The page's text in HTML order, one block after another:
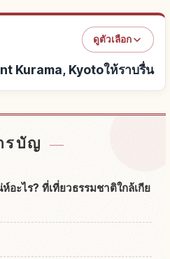
ดูตัวเลือก
Kurama, Kyotoให้ราบรื่น
รบัญ
อะไร? ที่เที่ยวธรรมชาติใกล้เกีย